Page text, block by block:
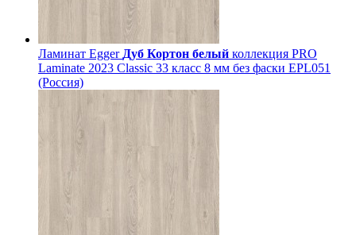
Ламинат Egger Дуб Кортон белый коллекция PRO
Laminate 2023 Classic 33 класс 8 мм без фаски EPL051
(Россия)